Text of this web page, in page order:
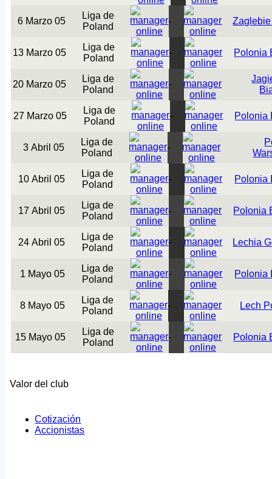
6 Marzo 05
Liga de
Poland
-
13 Marzo 05
Liga de
Poland
- Polonia
20 Marzo 05
Liga de
Poland
-
27 Marzo 05
Liga de
Poland
- Polonia
3 Abril 05
Liga de
Poland
-
10 Abril 05
Liga de
Poland
- Polonia
17 Abril 05
Liga de
Poland
- Polonia
24 Abril 05
Liga de
Poland
- Lechia
1 Mayo 05
Liga de
Poland
- Polonia
8 Mayo 05
Liga de
Poland
- Lech
15 Mayo 05
Liga de
Poland
- Polonia
Valor del club
Cotización
Accionistas